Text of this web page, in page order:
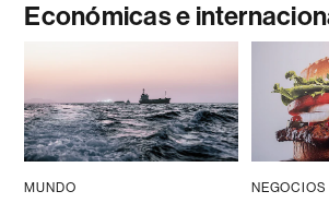
Económicas e
MUNDO NEGOCIOS